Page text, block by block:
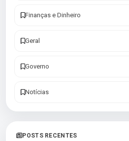
Finanças e Dinheiro
Geral
Governo
Notícias
POSTS RECENTES